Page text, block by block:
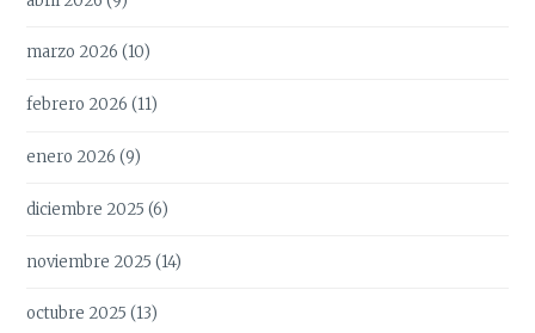
marzo 2026 (10)
febrero 2026 (11)
enero 2026 (9)
diciembre 2025 (6)
noviembre 2025 (14)
octubre 2025 (13)